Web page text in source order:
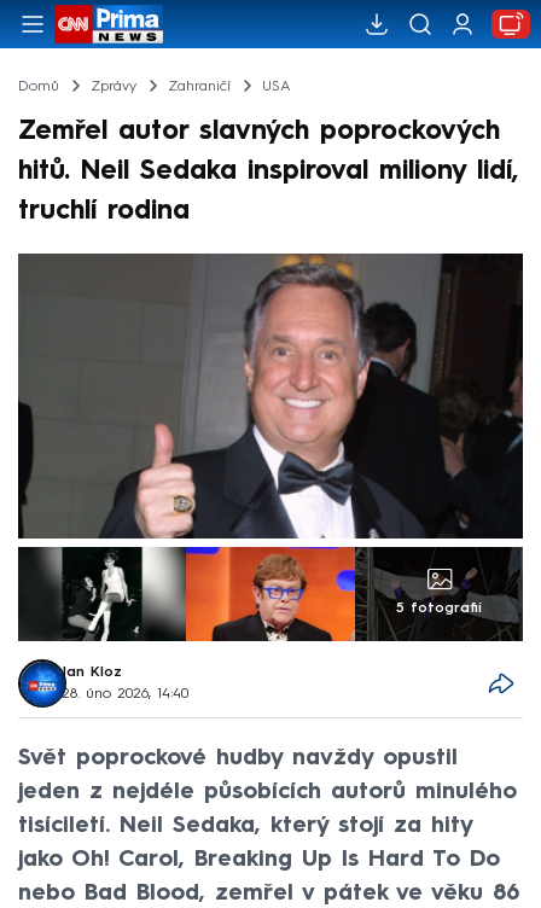
Domů Zprávy Zahraničí USA
Zemřel autor slavných poprockových
hitů. Neil Sedaka inspiroval miliony lidí,
truchlí rodina
5 fotografií
Jan Kloz
28. úno 2026, 14:40
Svět poprockové hudby navždy opustil
jeden z nejdéle působících autorů minulého
tisíciletí. Neil Sedaka, který stojí za hity
jako Oh! Carol, Breaking Up Is Hard To Do
nebo Bad Blood, zemřel v pátek ve věku 86